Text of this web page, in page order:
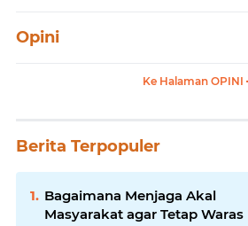
Opini
Ke Halaman OPINI
Berita Terpopuler
Bagaimana Menjaga Akal
Masyarakat agar Tetap Waras